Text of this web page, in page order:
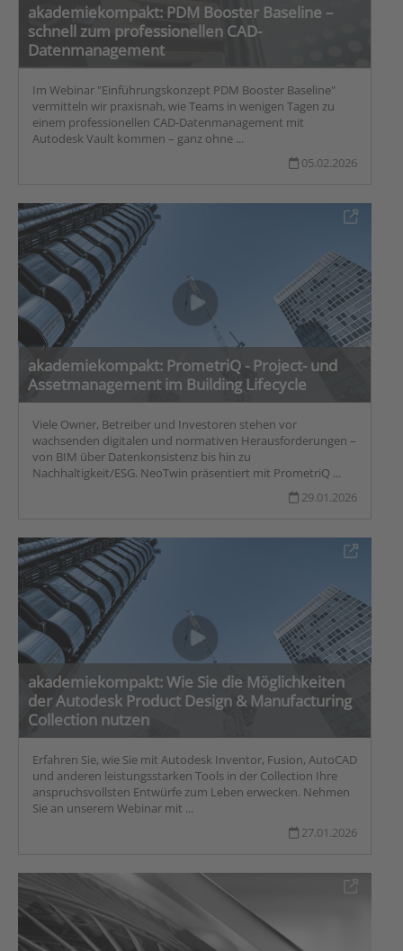
akademiekompakt: PDM Booster Baseline –
schnell zum professionellen CAD-
Datenmanagement
Im Webinar "Einführungskonzept PDM Booster Baseline"
vermitteln wir praxisnah, wie Teams in wenigen Tagen zu
einem professionellen CAD-Datenmanagement mit
Autodesk Vault kommen – ganz ohne ...
05.02.2026
akademiekompakt: PrometriQ - Project- und
Assetmanagement im Building Lifecycle
Viele Owner, Betreiber und Investoren stehen vor
wachsenden digitalen und normativen Herausforderungen –
von BIM über Datenkonsistenz bis hin zu
Nachhaltigkeit/ESG. NeoTwin präsentiert mit PrometriQ ...
29.01.2026
akademiekompakt: Wie Sie die Möglichkeiten
der Autodesk Product Design & Manufacturing
Collection nutzen
Erfahren Sie, wie Sie mit Autodesk Inventor, Fusion, AutoCAD
und anderen leistungsstarken Tools in der Collection Ihre
anspruchsvollsten Entwürfe zum Leben erwecken. Nehmen
Sie an unserem Webinar mit ...
27.01.2026